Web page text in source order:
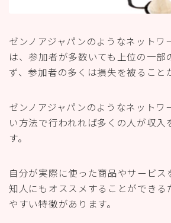
ゼンノアジャパンのようなネットワ
は、参加者が多数いても上位の一
ず、参加者の多くは損失を被ること
ゼンノアジャパンのようなネットワ
い方法で行われれば多くの人が収入
す。
自分が実際に使った商品やサービス
知人にもオススメすることができる
やすい特徴があります。